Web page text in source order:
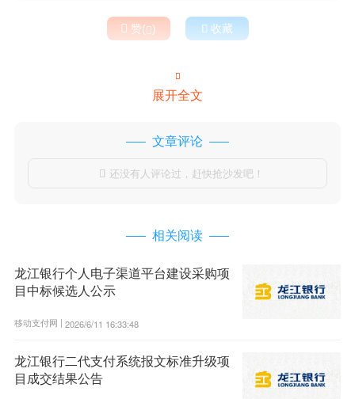
 赞()  收藏

展开全文
文章评论
 还没有人评论过，赶快抢沙发吧！
相关阅读
龙江银行个人电子渠道平台建设采购项
目中标候选人公示
移动支付网 | 2026/6/11 16:33:48
龙江银行二代支付系统报文标准升级项
目成交结果公告